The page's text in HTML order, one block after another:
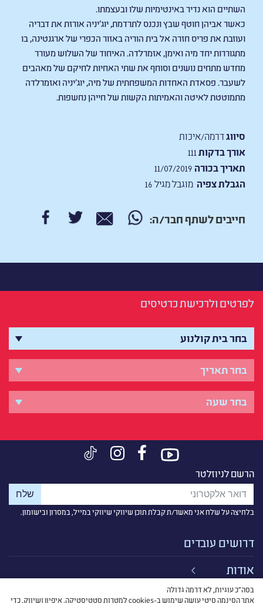
השתיים הוא נדיר באינטימיות שלו ובעצמתו.
כאשר אביהן חוטף שבץ ונכנס לתרדמת, יוג'יניה אורזת את דבריה
ועוזבת את פריס חזרה אל בית הוריה באזור הכפרי של ארגנטינה, בו
מתגוררות יחד מיה ואימן, אזמרלדה. האיחוד של השלוש מעורר
מחדש מתחים נושנים וסוחף את שתי האחיות לחיקם של מאהבים
לשעבר. פסאדת האחדות המשפחתית של מיה, יוג'יניה ואזמרלדה
מתמוטטת לאיטה והאמיתות הקשות של חייהן נחשפות.
סיווגדרמה/איכות
אורך בדקות
תאריך בכורה
הגבלת צפיה מוגבל מגיל 16
חייבים לשתף חבר/ה:
לפרטים ולרכישת כרטיסים
הרשם לניוזלטר
בלחיצה על שלח אני מאשר/ת קבלת תוכן שיווקי שיווקי במייל, במסרון ובישומון.
דרושים עובדים
אודות
קישורים
בסה״כ עוגיות, לא דרמה גדולה
אתר הסינמה סיטי עושה שימוש ב-cookies למטרות סטטיסטיקה, איפיון ושיווק, כדי